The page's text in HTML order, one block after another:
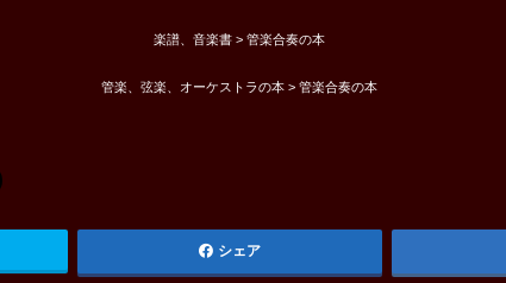
楽譜、音楽書 > 管楽合奏の本
管楽、弦楽、オーケストラの本 > 管楽合奏の本
シェア